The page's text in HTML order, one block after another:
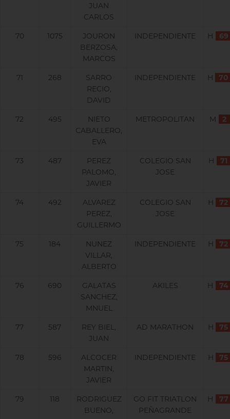
JUAN
CARLOS
70 1075
JOURON
BERZOSA,
MARCOS
INDEPENDIENTE H 69
71 268
SARRO
RECIO,
DAVID
INDEPENDIENTE H 70
72 495
NIETO
CABALLERO,
EVA
METROPOLITAN M 2
73 487
PEREZ
PALOMO,
JAVIER
COLEGIO SAN
JOSE
H 71
74 492
ALVAREZ
PEREZ,
GUILLERMO
COLEGIO SAN
JOSE
H 72
75 184
NUNEZ
VILLAR,
ALBERTO
INDEPENDIENTE H 72
76 690
GALATAS
SANCHEZ,
MNUEL
AKILES H 74
77 587
REY BIEL,
JUAN
AD MARATHON H 75
78 596
ALCOCER
MARTIN,
JAVIER
INDEPENDIENTE H 75
79 118
RODRIGUEZ
BUENO,
GO FIT TRIATLON
PEÑAGRANDE
H 77